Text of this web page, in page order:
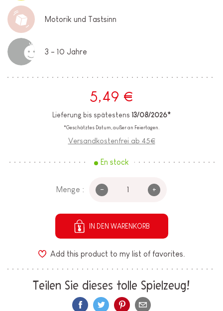
Motorik und Tastsinn
3 - 10 Jahre
5,49 €
Lieferung bis spätestens 13/08/2026*
*Geschätztes Datum, außer an Feiertagen.
Versandkostenfrei ab 45€
En stock
Menge : - +
IN DEN WARENKORB
Add this product to my list of favorites.
Teilen Sie dieses tolle Spielzeug!